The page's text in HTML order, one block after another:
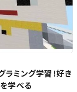
ラミング学習！好き
学べる